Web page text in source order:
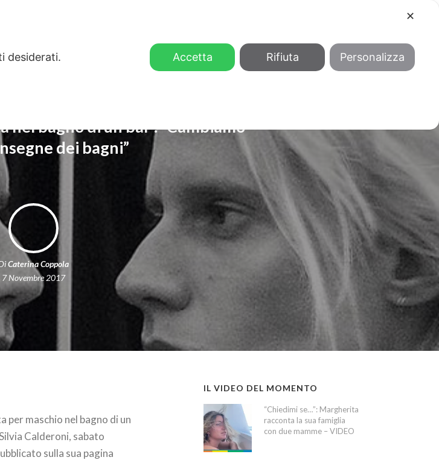
nel bagno di un bar : “Cambiamo
dei bagni”
Caterina Coppola
7 Novembre 2017
per maschio nel bagno di un
Calderoni, sabato
sulla sua pagina
IL VIDEO DEL MOMENTO
“Chiedimi se…”: Margherita
racconta la sua famiglia
con due mamme – VIDEO
✕
desiderati.
Accetta Rifiuta Personalizza